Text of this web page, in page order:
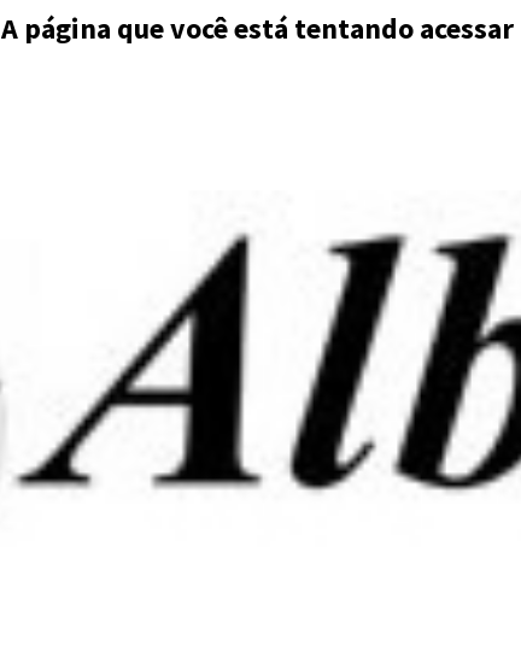
A página que você está tentando